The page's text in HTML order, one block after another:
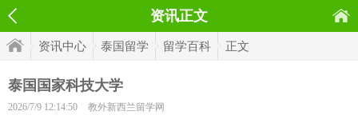
资讯正文
资讯中心 泰国留学 留学百科 正文
泰国国家科技大学
2026/7/9 12:14:50 教外新西兰留学网